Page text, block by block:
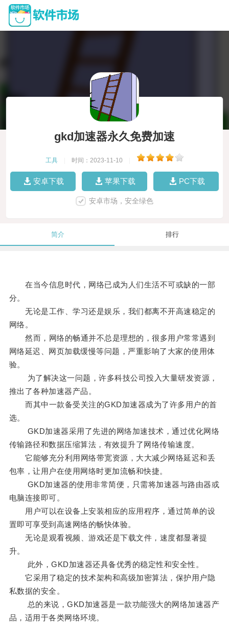
gkd加速器永久免费加速
工具 时间：2023-11-10
安卓下载 苹果下载 PC下载
安卓市场，安全绿色
简介 排行
在当今信息时代，网络已成为人们生活不可或缺的一部
分。
无论是工作、学习还是娱乐，我们都离不开高速稳定的
网络。
然而，网络的畅通并不总是理想的，很多用户常常遇到
网络延迟、网页加载缓慢等问题，严重影响了大家的使用体
验。
为了解决这一问题，许多科技公司投入大量研发资源，
推出了各种加速器产品。
而其中一款备受关注的GKD加速器成为了许多用户的首
选。
GKD加速器采用了先进的网络加速技术，通过优化网络
传输路径和数据压缩算法，有效提升了网络传输速度。
它能够充分利用网络带宽资源，大大减少网络延迟和丢
包率，让用户在使用网络时更加流畅和快捷。
GKD加速器的使用非常简便，只需将加速器与路由器或
电脑连接即可。
用户可以在设备上安装相应的应用程序，通过简单的设
置即可享受到高速网络的畅快体验。
无论是观看视频、游戏还是下载文件，速度都显著提
升。
此外，GKD加速器还具备优秀的稳定性和安全性。
它采用了稳定的技术架构和高级加密算法，保护用户隐
私数据的安全。
总的来说，GKD加速器是一款功能强大的网络加速器产
品，适用于各类网络环境。